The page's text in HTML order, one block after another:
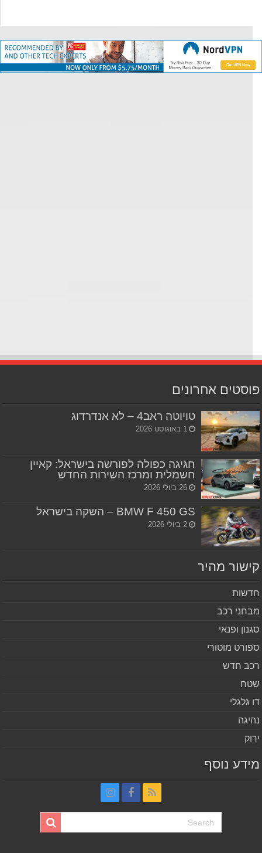
אחרונים
טויוטה ראב4 – לא אנדרדוג
1 באוגוסט 2026
חגיגה כפולה לפורשה בישראל: קאיין
חשמלית ומרכז השירות החדש
26 ביולי 2026
BMW F 450 GS – השקה בישראל
2 ביולי 2026
מהיר
רכב
ופנאי
מוטורי
חדש
גלגלי
נוסף